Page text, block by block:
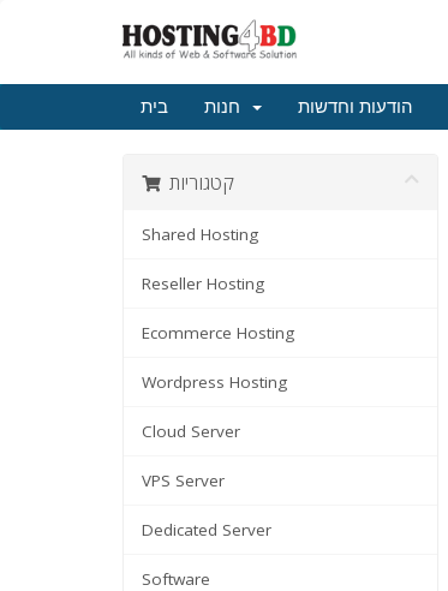
בית הודעות וחדשות
קטגוריות
Shared Hosting
Reseller Hosting
Ecommerce Hosting
Wordpress Hosting
Cloud Server
VPS Server
Dedicated Server
Software